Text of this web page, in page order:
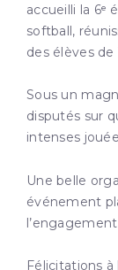
accueilli la 6ᵉ
softball,
des élèves de
Sous un
disputés sur
intenses
Une belle
événement
Félicitations